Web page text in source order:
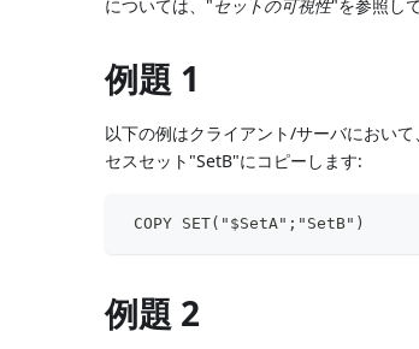
については、"セットの可視性"を参照し
例題 1
以下の例はクライアント/サーバにおい
セスセット"SetB"にコピーします:
COPY SET("$SetA";"SetB")
例題 2